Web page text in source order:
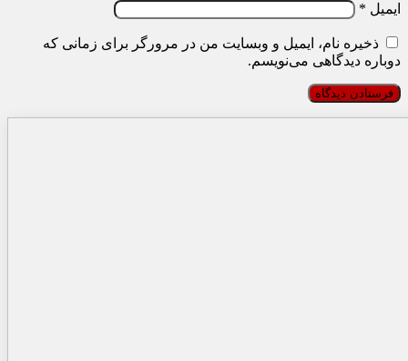
ایمیل *
ذخیره نام، ایمیل و وبسایت من در مرورگر برای زمانی که
دوباره دیدگاهی می‌نویسم.